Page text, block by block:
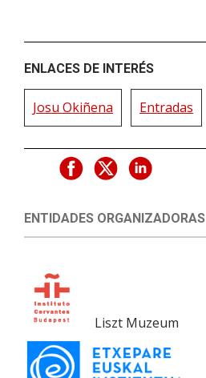
ENLACES DE INTERÉS
Josu Okiñena Entradas
ENTIDADES ORGANIZADORAS
Liszt Muzeum